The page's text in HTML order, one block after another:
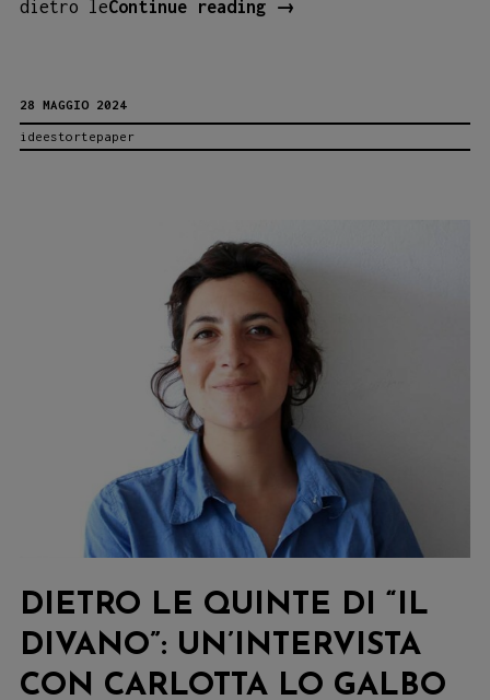
dietro leContinue reading
“L’ennesimo
delle
Favole
→
28 MAGGIO 2024
ideestortepaper
DIETRO LE QUINTE DI “IL
DIVANO”: UN’INTERVISTA
CON CARLOTTA LO GALBO